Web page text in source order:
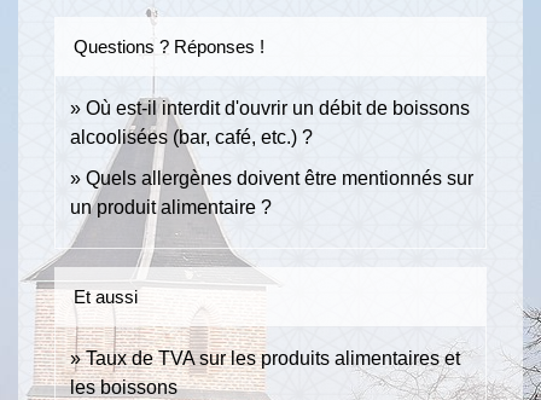
Questions ? Réponses !
Où est-il interdit d'ouvrir un débit de boissons
alcoolisées (bar, café, etc.) ?
Quels allergènes doivent être mentionnés sur
un produit alimentaire ?
Et aussi
Taux de TVA sur les produits alimentaires et
les boissons